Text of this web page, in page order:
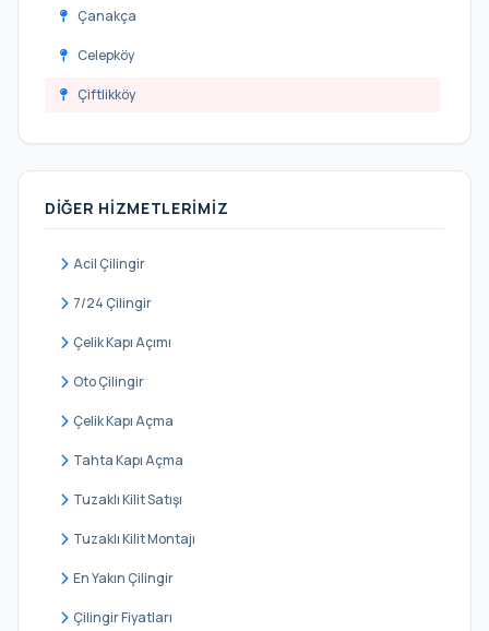
Çanakça
Celepköy
Çiftlikköy
Elbasan
Fatih
DIĞER HIZMETLERIMIZ
Acil Çilingir
7/24 Çilingir
Çelik Kapı Açımı
Oto Çilingir
Çelik Kapı Açma
Tahta Kapı Açma
Tuzaklı Kilit Satışı
Tuzaklı Kilit Montajı
En Yakın Çilingir
Çilingir Fiyatları